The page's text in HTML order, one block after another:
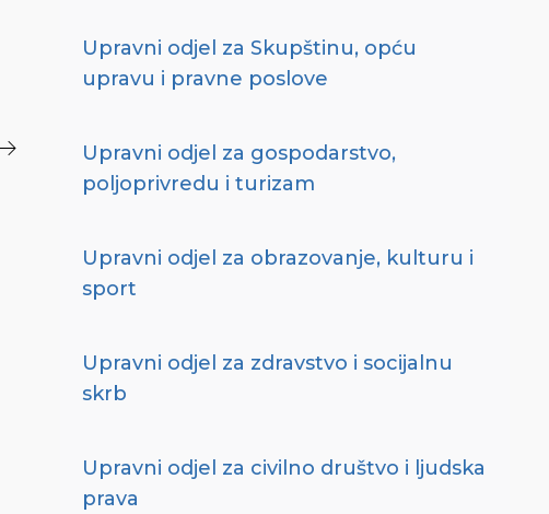
Upravni odjel za Skupštinu, opću
upravu i pravne poslove
Upravni odjel za gospodarstvo,
poljoprivredu i turizam
Upravni odjel za obrazovanje, kulturu i
sport
Upravni odjel za zdravstvo i socijalnu
skrb
Upravni odjel za civilno društvo i ljudska
prava